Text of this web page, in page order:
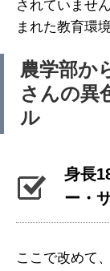
されていませ
まれた教育環
農学部か
さんの異
ル
身長
ー・
ここで改めて